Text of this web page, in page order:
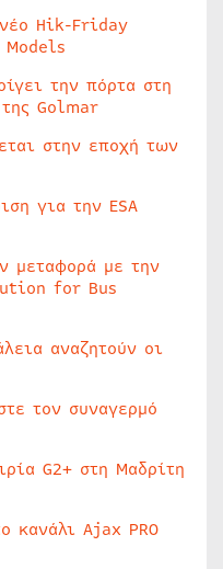
Hik-Friday
την πόρτα στη
Golmar
στην εποχή των
για την ESA
μεταφορά με την
for Bus
αναζητούν οι
τον συναγερμό
G2+ στη Μαδρίτη
κανάλι Ajax PRO